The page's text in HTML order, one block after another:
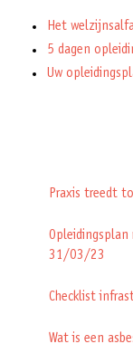
Het
5 dagen
Uw
Praxis treedt
31/03/23
Checklist
Wat is een